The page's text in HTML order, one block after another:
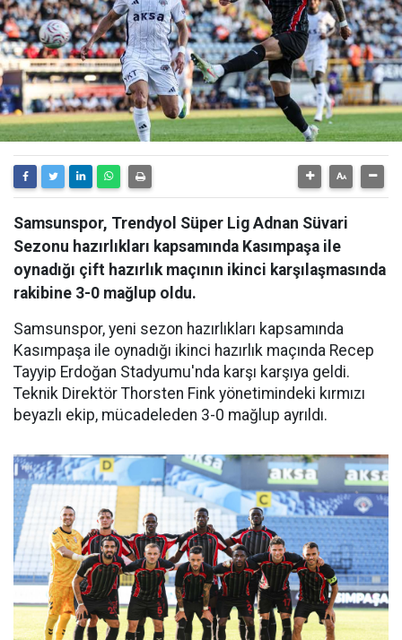
Samsunspor, Trendyol Süper Lig Adnan Süvari
Sezonu hazırlıkları kapsamında Kasımpaşa ile
oynadığı çift hazırlık maçının ikinci karşılaşmasında
rakibine 3-0 mağlup oldu.
Samsunspor, yeni sezon hazırlıkları kapsamında
Kasımpaşa ile oynadığı ikinci hazırlık maçında Recep
Tayyip Erdoğan Stadyumu'nda karşı karşıya geldi.
Teknik Direktör Thorsten Fink yönetimindeki kırmızı
beyazlı ekip, mücadeleden 3-0 mağlup ayrıldı.